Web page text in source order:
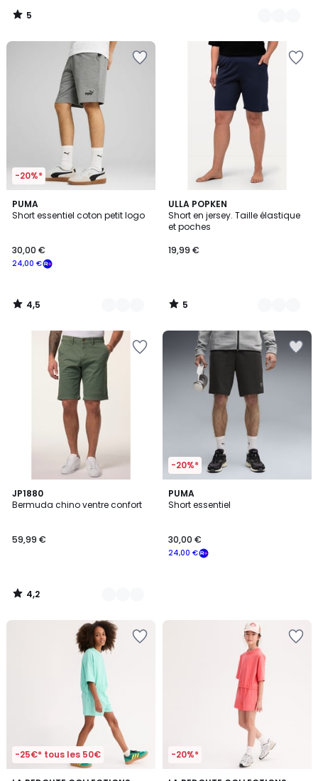
5
/
-20%*
PUMA
Short essentiel coton petit logo
24,00 €
30,00 €
4,5
/ 5
2
Couleurs
4,5
/
ULLA POPKEN
Short en jersey. Taille élastique
et poches
19,99 €
5
/
5
6
Couleurs
5
/
JP1880
Bermuda chino ventre confort
59,99 €
4,2
/ 5
10
Couleurs
4,2
/
-20%*
PUMA
Short essentiel
24,00 €
30,00 €
-25€* tous les 50€ -20%*